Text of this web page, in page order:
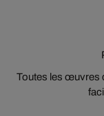
Toutes les œuvres